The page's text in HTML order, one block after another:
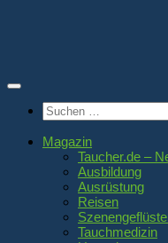
Suchen
nach:
Magazin
Taucher.de –
Ausbildung
Ausrüstung
Reisen
Tauchmedizin